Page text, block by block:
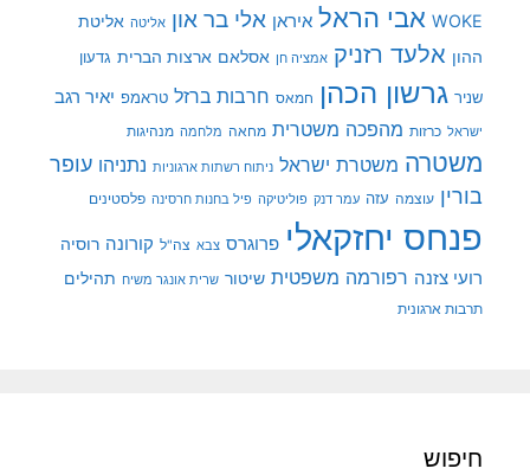
WOKE אבי הראל איראן אלי בר און אליטה אליטת
ההון אלעד רזניק אמציה חן אסלאם ארצות הברית גדעון
שניר גרשון הכהן חמאס חרבות ברזל טראמפ יאיר רגב
ישראל כרזות מהפכה משטרית מחאה מלחמה מנהיגות
משטרה משטרת ישראל ניתוח רשתות ארגוניות נתניהו עופר
בורין עוצמה עזה עמר דנק פוליטיקה פיל בחנות חרסינה פלסטינים
פנחס יחזקאלי פרוגרס צבא צה"ל קורונה רוסיה
רועי צזנה רפורמה משפטית שיטור שרית אונגר משיח תהילים
תרבות ארגונית
חיפוש